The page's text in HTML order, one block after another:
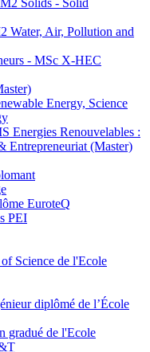
Solids - Solid
Water, Air, Pollution and
- MSc X-HEC
Energy, Science
Energies Renouvelables :
Entrepreneuriat (Master)
EuroteQ
PEI
Science de l'Ecole
diplômé de l’École
gradué de l'Ecole